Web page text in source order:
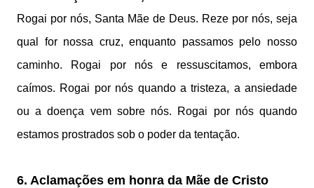
Rogai por nós, Santa Mãe de Deus. Reze por nós, seja
qual for nossa cruz,enquanto passamos pelo nosso
caminho. Rogai por nós e ressuscitamos,embora
caímos. Rogai por nós quando a tristeza, a ansiedade
ou a doença vem sobre nós. Rogai por nós quando
estamos prostrados sob o poder da tentação.
6. Aclamações em honra da Mãe de Cristo